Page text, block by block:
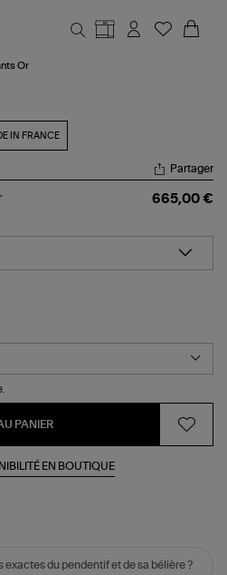
Or
IN FRANCE
Partager
665,00 €
PANIER
EN BOUTIQUE
du pendentif et de sa bélière ?